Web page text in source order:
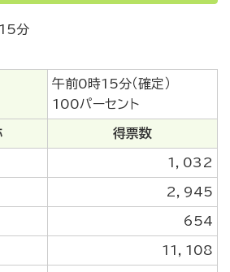
分
午前0時15分（確定）
100パーセント
得票数
1，032
2，945
654
11，108